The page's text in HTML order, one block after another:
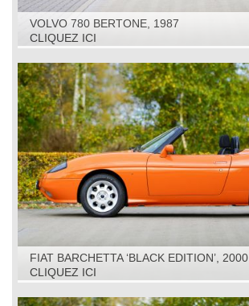
VOLVO 780 BERTONE, 1987
CLIQUEZ ICI
FIAT BARCHETTA ‘BLACK EDITION’, 2000
CLIQUEZ ICI